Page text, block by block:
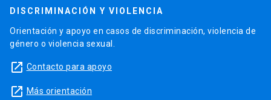
DISCRIMINACIÓN Y VIOLENCIA
Orientación y apoyo en casos de discriminación, violencia de
género o violencia sexual.
launch Contacto para apoyo
launch Más orientación